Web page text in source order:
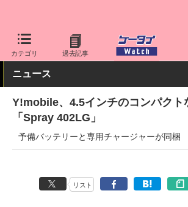
カテゴリ 過去記事
ケータイ Watch キャリア ワイモバイル
ニュース
Y!mobile、4.5インチのコンパクト
「Spray 402LG」
予備バッテリーと専用チャージャーが同梱
リスト